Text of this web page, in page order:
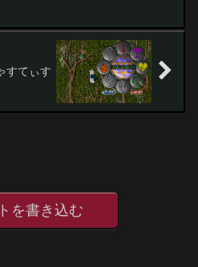
すてぃす
を書き込む